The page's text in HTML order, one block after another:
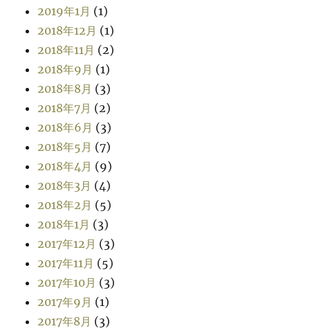
2019年1月 (1)
2018年12月 (1)
2018年11月 (2)
2018年9月 (1)
2018年8月 (3)
2018年7月 (2)
2018年6月 (3)
2018年5月 (7)
2018年4月 (9)
2018年3月 (4)
2018年2月 (5)
2018年1月 (3)
2017年12月 (3)
2017年11月 (5)
2017年10月 (3)
2017年9月 (1)
2017年8月 (3)